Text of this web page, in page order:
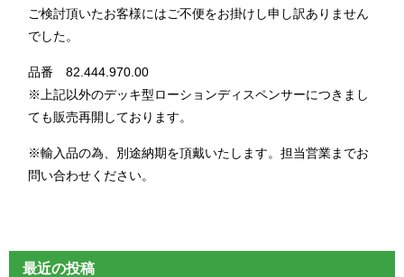
ご検討頂いたお客様にはご不便をお掛けし申し訳ありません
でした。
品番 82.444.970.00
※上記以外のデッキ型ローションディスペンサーにつきまし
ても販売再開しております。
※輸入品の為、別途納期を頂戴いたします。担当営業までお
問い合わせください。
最近の投稿